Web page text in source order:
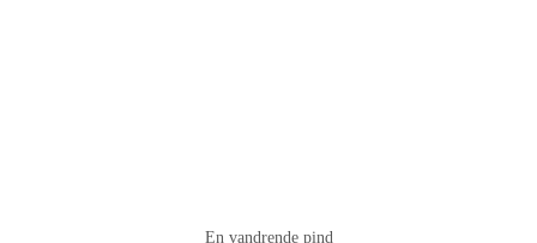
En vandrende pind